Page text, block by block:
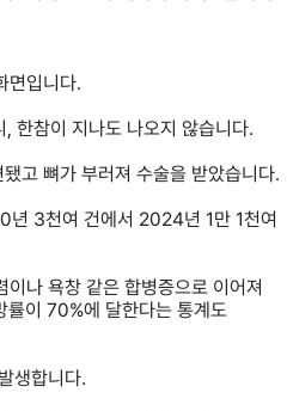
면입니다.
한참이 지나도 나오지 않습니다.
고 뼈가 부러져 수술을 받았습니다.
3천여 건에서 2024년 1만 1천여
나 욕창 같은 합병증으로 이어져
이 70%에 달한다는 통계도
생합니다.